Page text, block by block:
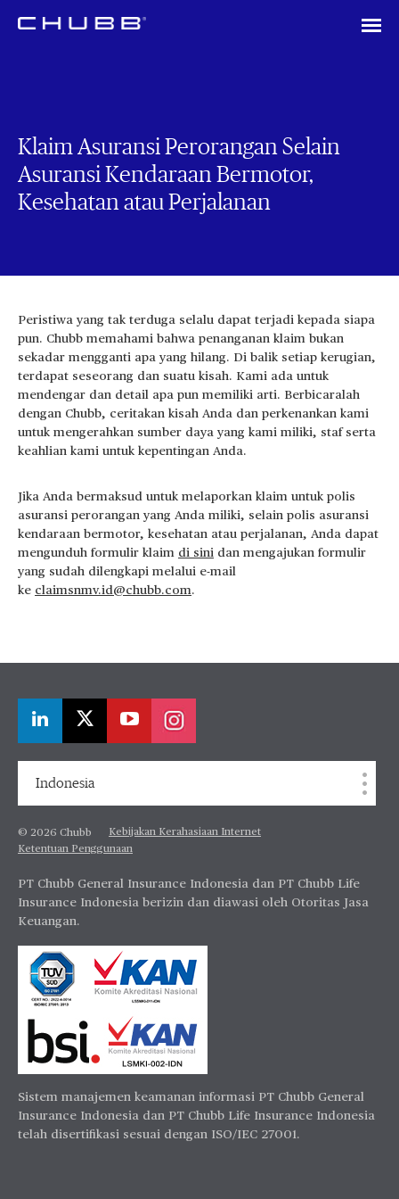
Klaim Asuransi Perorangan Selain
Asuransi Kendaraan Bermotor,
Kesehatan atau Perjalanan
Peristiwa yang tak terduga selalu dapat terjadi kepada siapa
pun. Chubb memahami bahwa penanganan klaim bukan
sekadar mengganti apa yang hilang. Di balik setiap kerugian,
terdapat seseorang dan suatu kisah. Kami ada untuk
mendengar dan detail apa pun memiliki arti. Berbicaralah
dengan Chubb, ceritakan kisah Anda dan perkenankan kami
untuk mengerahkan sumber daya yang kami miliki, staf serta
keahlian kami untuk kepentingan Anda.
Jika Anda bermaksud untuk melaporkan klaim untuk polis
asuransi perorangan yang Anda miliki, selain polis asuransi
kendaraan bermotor, kesehatan atau perjalanan, Anda dapat
mengunduh formulir klaim di sini dan mengajukan formulir
yang sudah dilengkapi melalui e-mail
ke claimsnmv.id@chubb.com.
Indonesia
© 2026 Chubb
Kebijakan Kerahasiaan Internet
Ketentuan Penggunaan
PT Chubb General Insurance Indonesia dan PT Chubb Life
Insurance Indonesia berizin dan diawasi oleh Otoritas Jasa
Keuangan.
Sistem manajemen keamanan informasi PT Chubb General
Insurance Indonesia dan PT Chubb Life Insurance Indonesia
telah disertifikasi sesuai dengan ISO/IEC 27001.